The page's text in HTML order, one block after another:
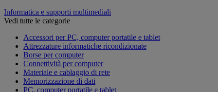
Informatica e supporti multimediali
Vedi tutte le categorie
Accessori per PC, computer portatile e tablet
Attrezzature informatiche ricondizionate
Borse per computer
Connettività per computer
Materiale e cablaggio di rete
Memorizzazione di dati
PC, computer portatile e tablet